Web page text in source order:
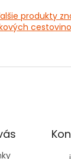
produkty